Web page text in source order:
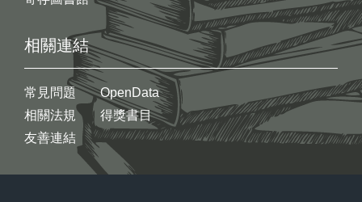
相關連結
常見問題
相關法規
友善連結
OpenData
得獎書目